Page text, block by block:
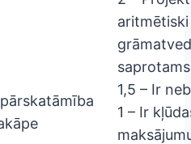
1,5 – Ir
1 – Ir